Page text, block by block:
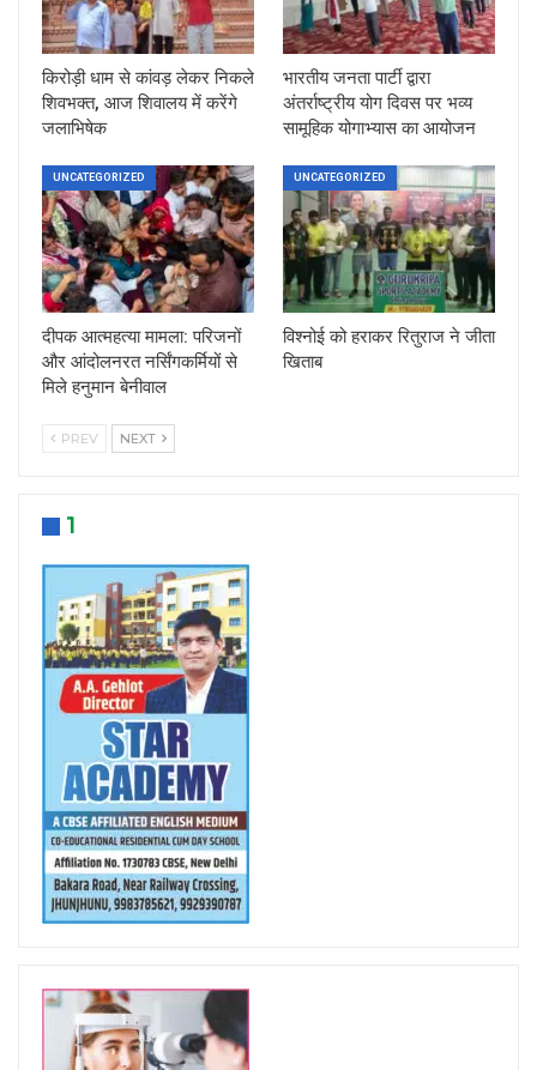
किरोड़ी धाम से कांवड़ लेकर निकले
शिवभक्त, आज शिवालय में करेंगे
जलाभिषेक
भारतीय जनता पार्टी द्वारा
अंतर्राष्ट्रीय योग दिवस पर भव्य
सामूहिक योगाभ्यास का आयोजन
UNCATEGORIZED
दीपक आत्महत्या मामला: परिजनों
और आंदोलनरत नर्सिंगकर्मियों से
मिले हनुमान बेनीवाल
UNCATEGORIZED
विश्नोई को हराकर रितुराज ने जीता
खिताब
PREV NEXT
1